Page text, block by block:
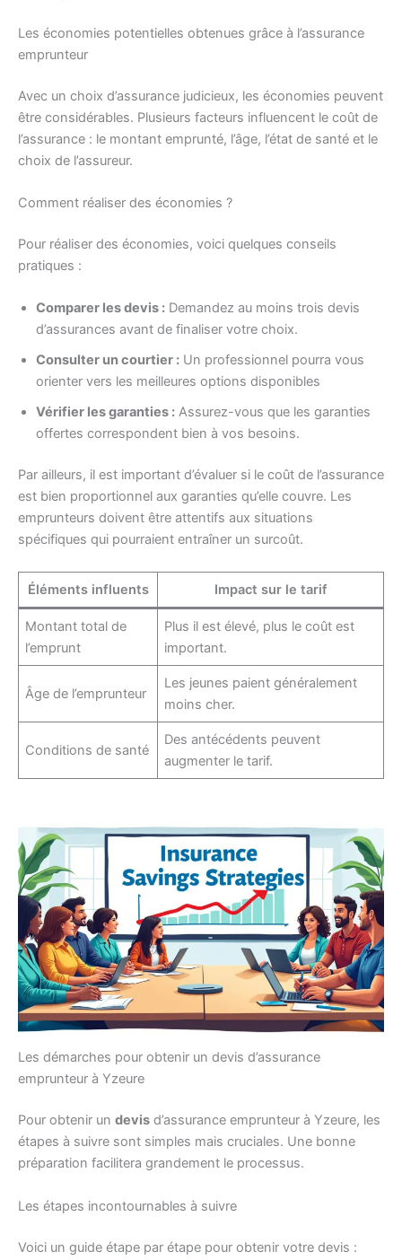
Les économies potentielles obtenues grâce à l’assurance
emprunteur
Avec un choix d’assurance judicieux, les économies peuvent
être considérables. Plusieurs facteurs influencent le coût de
l’assurance : le montant emprunté, l’âge, l’état de santé et le
choix de l’assureur.
Comment réaliser des économies ?
Pour réaliser des économies, voici quelques conseils
pratiques :
Comparer les devis : Demandez au moins trois devis
d’assurances avant de finaliser votre choix.
Consulter un courtier : Un professionnel pourra vous
orienter vers les meilleures options disponibles
Vérifier les garanties : Assurez-vous que les garanties
offertes correspondent bien à vos besoins.
Par ailleurs, il est important d’évaluer si le coût de l’assurance
est bien proportionnel aux garanties qu’elle couvre. Les
emprunteurs doivent être attentifs aux situations
spécifiques qui pourraient entraîner un surcoût.
Éléments influents Impact sur le tarif
Montant total de
l’emprunt
Plus il est élevé, plus le coût est
important.
Âge de l’emprunteur
Les jeunes paient généralement
moins cher.
Conditions de santé
Des antécédents peuvent
augmenter le tarif.
Les démarches pour obtenir un devis d’assurance
emprunteur à Yzeure
Pour obtenir un devis d’assurance emprunteur à Yzeure, les
étapes à suivre sont simples mais cruciales. Une bonne
préparation facilitera grandement le processus.
Les étapes incontournables à suivre
Voici un guide étape par étape pour obtenir votre devis :